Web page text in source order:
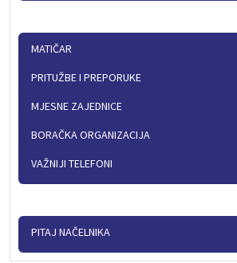
MATIČAR
PRITUŽBE I PREPORUKE
MJESNE ZAJEDNICE
BORAČKA ORGANIZACIJA
VAŽNIJI TELEFONI
PITAJ NAČELNIKA